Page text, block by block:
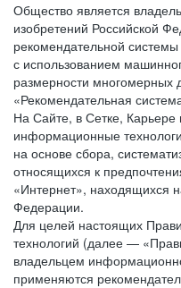
Общество является
изобретений Российской
рекомендательной
с использованием
размерности
«Рекомендательная
На Сайте, в Сетке,
информационные
на основе сбора,
относящихся к
«Интернет», находящихся
Федерации.
Для целей настоящих
технологий (далее —
владельцем
применяются